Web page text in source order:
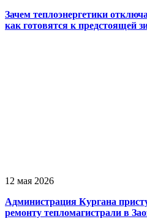
Зачем теплоэнергетики
как готовятся к предстоящей
12 мая 2026
Администрация Кургана
ремонту тепломагистрали в